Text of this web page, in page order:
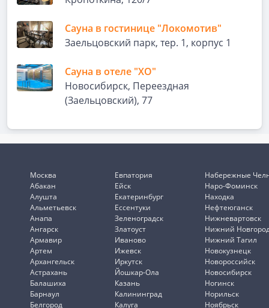
Сауна в гостинице "Локомотив"
Заельцовский парк, тер. 1, корпус 1
Сауна в отеле "ХО"
Новосибирск, Переездная
(Заельцовский), 77
Москва
Абакан
Алушта
Альметьевск
Анапа
Ангарск
Армавир
Артем
Архангельск
Астрахань
Балашиха
Барнаул
Белгород
Евпатория
Ейск
Екатеринбург
Ессентуки
Зеленоградск
Златоуст
Иваново
Ижевск
Иркутск
Йошкар-Ола
Казань
Калининград
Калуга
Набережные
Наро-Фоминск
Находка
Нефтеюганск
Нижневартовск
Нижний
Нижний Тагил
Новокузнецк
Новороссийск
Новосибирск
Ногинск
Норильск
Ноябрьск